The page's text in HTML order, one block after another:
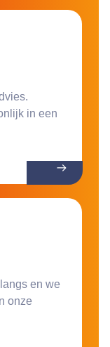
in een
en we
onze